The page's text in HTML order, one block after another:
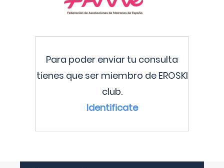
Para poder enviar tu consulta
tienes que ser miembro de EROSKI
club.
Identificate